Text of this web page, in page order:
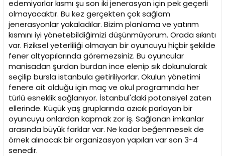
edemiyorlar kısmı şu son iki jenerasyon için pek geçerli
olmayacaktır. Bu kez gerçekten çok sağlam
jenerasyonlar yakaladılar. Bizim planlama ve yatırım
kısmını iyi yönetebildiğimizi düşünmüyorum. Orada sıkıntı
var. Fiziksel yeterliliği olmayan bir oyuncuyu hiçbir şekilde
fener altyapılarında göremezsiniz. Bu oyuncular
manisadan şurdan burdan ince elenip sık dokunularak
seçilip bursla istanbula getiriliyorlar. Okulun yönetimi
fenere ait olduğu için maç ve okul programında her
türlü esneklik sağlanıyor. İstanbul'daki potansiyel zaten
ellerinde. Küçük yaş gruplarında azıcık parlayan bir
oyuncuyu onlardan kapmak zor iş. Sağlanan imkanlar
arasında büyük farklar var. Ne kadar beğenmesek de
örnek alınacak bir organizasyon yapıları var son 3-4
senedir.